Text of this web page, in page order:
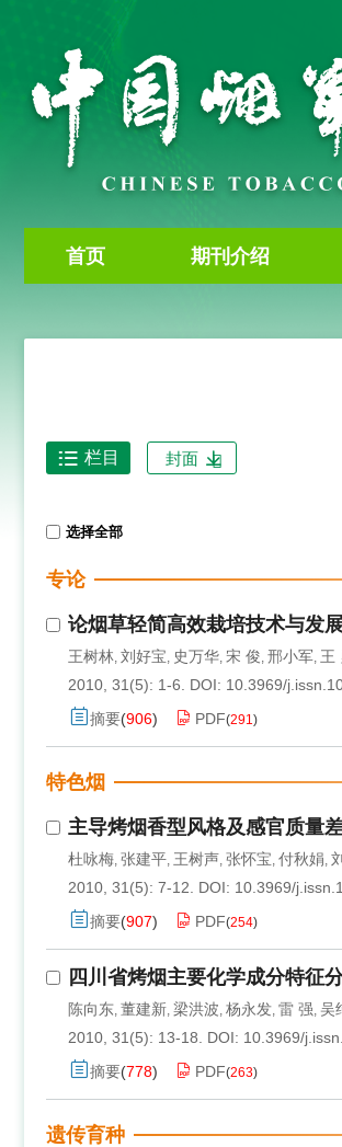
首页 期刊介绍
栏目 封面
选择全部
专论
论烟草轻简高效栽培技术与发
王树林, 刘好宝, 史万华, 宋 俊, 邢小军, 王
2010, 31(5): 1-6.
DOI: 10.3969/
摘要(906) PDF(291)
特色烟
主导烤烟香型风格及感官质量
杜咏梅, 张建平, 王树声, 张怀宝, 付秋娟,
2010, 31(5): 7-12.
DOI: 10.3969/
摘要(907) PDF(254)
四川省烤烟主要化学成分特征
陈向东, 董建新, 梁洪波, 杨永发, 雷 强, 吴
2010, 31(5): 13-18.
DOI: 10.3969/
摘要(778) PDF(263)
遗传育种